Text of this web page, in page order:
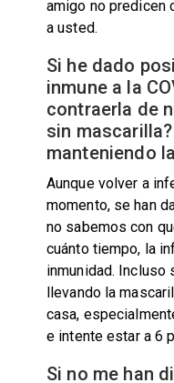
amigo no predicen
a usted.
Si he dado
inmune a la
contraerla de
sin
manteniendo
Aunque volver a
momento, se han
no sabemos con
cuánto tiempo, la
inmunidad.
llevando la
casa,
e intente estar a 6
Si no me han